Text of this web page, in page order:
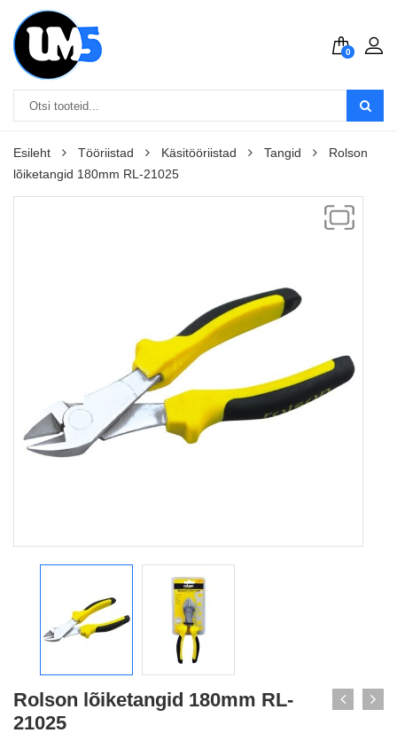
0
Esileht Tööriistad Käsitööriistad Tangid
Rolson
lõiketangid 180mm RL-21025
Rolson lõiketangid 180mm RL-
21025